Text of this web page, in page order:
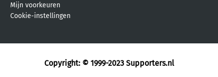
Mijn voorkeuren
Cookie-instellingen
Copyright: © 1999-2023 Supporters.nl